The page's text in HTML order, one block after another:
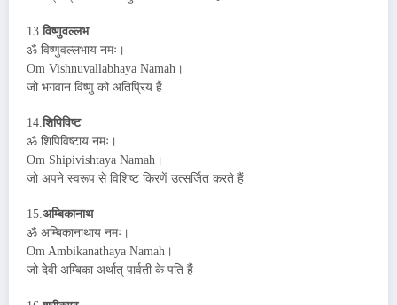
13.विष्णुवल्लभ
ॐ विष्णुवल्लभाय नमः।
Om Vishnuvallabhaya Namah।
जो भगवान विष्णु को अतिप्रिय हैं
14.शिपिविष्ट
ॐ शिपिविष्टाय नमः।
Om Shipivishtaya Namah।
जो अपने स्वरूप से विशिष्ट किरणें उत्सर्जित करते हैं
15.अम्बिकानाथ
ॐ अम्बिकानाथाय नमः।
Om Ambikanathaya Namah।
जो देवी अम्बिका अर्थात् पार्वती के पति हैं